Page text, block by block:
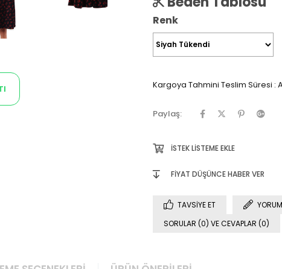
Renk
Kargoya Tahmini Teslim Süresi :
Paylaş:
İSTEK LISTEME EKLE
FIYAT DÜŞÜNCE HABER VER
TAVSIYE ET
SORULAR (0) VE CEVAPLAR (0)